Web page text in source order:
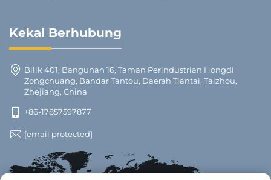
Kekal Berhubung
Bilik 401, Bangunan 16, Taman Perindustrian Hongdi
Zongchuang, Bandar Tantou, Daerah Tiantai, Taizhou,
Zhejiang, China
+86-17857597877
[email protected]